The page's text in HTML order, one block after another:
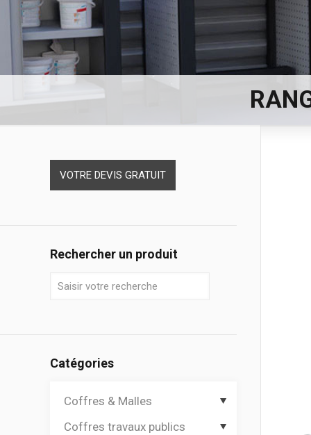
VOTRE DEVIS GRATUIT
Rechercher un produit
Catégories
Coffres & Malles
Coffres de chantier
Coffres travaux publics